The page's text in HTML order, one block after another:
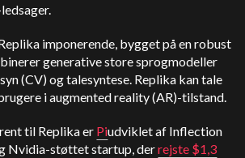
imponerende, bygget på en robust
generative store sprogmodeller
(CV) og talesyntese. Replika kan tale
i augmented reality (AR)-tilstand.
til Replika er Piudviklet af Inflection
Nvidia-støttet startup, derrejste $1,3